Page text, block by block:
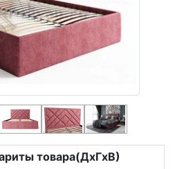
товара(ДxГxВ)